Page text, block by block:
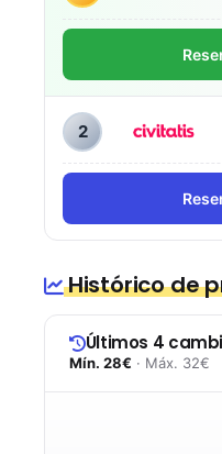
2
Histórico de
Últimos 4
Mín. 28€ · Máx. 32€